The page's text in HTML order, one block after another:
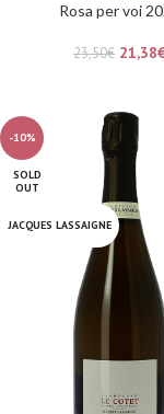
Rosa per voi
23,50€ 21,38
-10%
SOLD
OUT
JACQUES LASSAIGNE